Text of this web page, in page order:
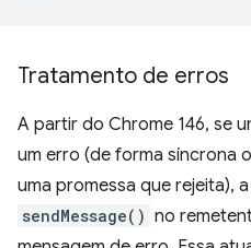
Tratamento de erros
A partir do Chrome 146, se
um erro (de forma síncrona
uma promessa que rejeita),
sendMessage() no